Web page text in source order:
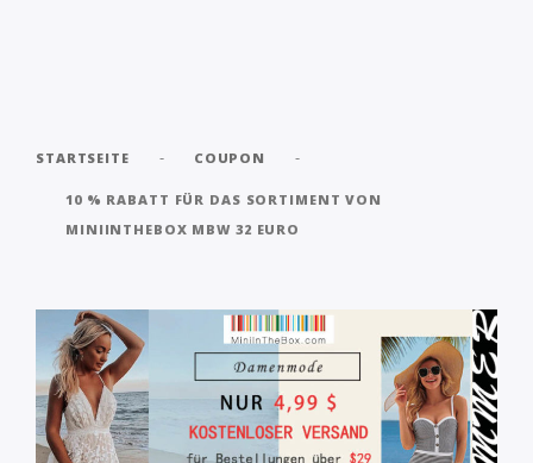
STARTSEITE - COUPON -
10 % RABATT FÜR DAS SORTIMENT VON
MINIINTHEBOX MBW 32 EURO